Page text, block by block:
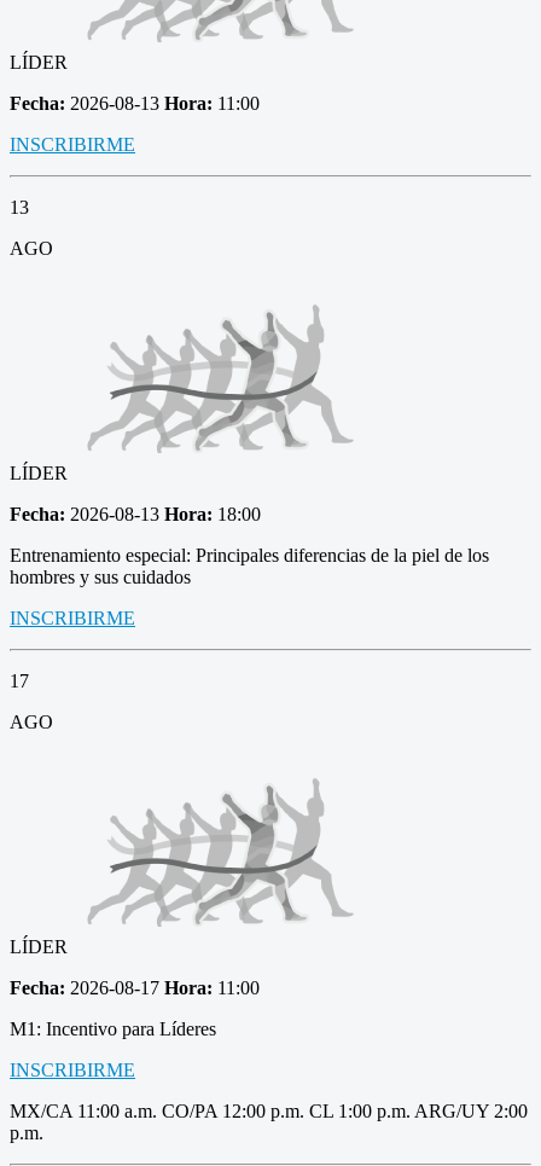
LÍDER
Fecha: 2026-08-13 Hora: 11:00
INSCRIBIRME
13
AGO
LÍDER
Fecha: 2026-08-13 Hora: 18:00
Entrenamiento especial: Principales diferencias de la piel de los
hombres y sus cuidados
INSCRIBIRME
17
AGO
LÍDER
Fecha: 2026-08-17 Hora: 11:00
M1: Incentivo para Líderes
INSCRIBIRME
MX/CA 11:00 a.m. CO/PA 12:00 p.m. CL 1:00 p.m. ARG/UY 2:00
p.m.